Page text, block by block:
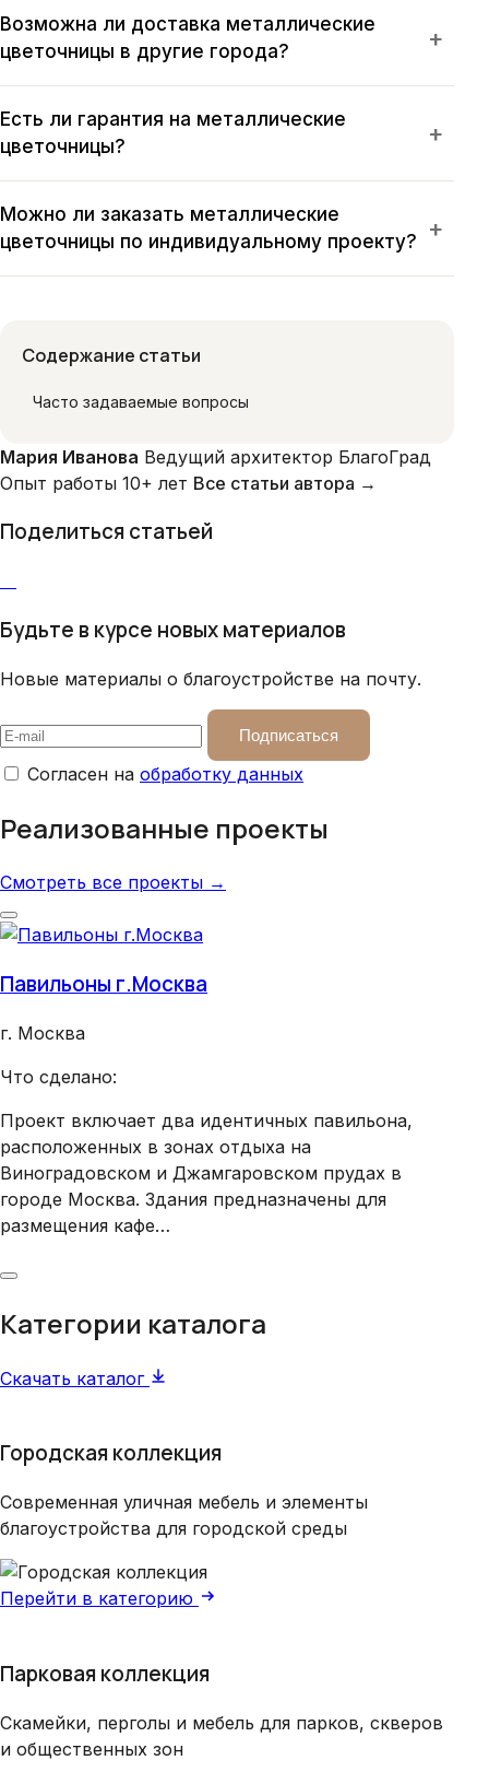
Возможна ли доставка металлические
цветочницы в другие города?
+
Есть ли гарантия на металлические
цветочницы?
+
Можно ли заказать металлические
цветочницы по индивидуальному проекту?
+
Содержание статьи
Часто задаваемые вопросы
Мария Иванова Ведущий архитектор БлагоГрад
Опыт работы 10+ лет Все статьи автора →
Поделиться статьей
Будьте в курсе новых материалов
Новые материалы о благоустройстве на почту.
Подписаться
Согласен на обработку данных
Реализованные проекты
Смотреть все проекты →
Павильоны г.Москва
г. Москва
Что сделано:
Проект включает два идентичных павильона,
расположенных в зонах отдыха на
Виноградовском и Джамгаровском прудах в
городе Москва. Здания предназначены для
размещения кафе…
Категории каталога
Скачать каталог
Городская коллекция
Современная уличная мебель и элементы
благоустройства для городской среды
Перейти в категорию
Парковая коллекция
Скамейки, перголы и мебель для парков, скверов
и общественных зон